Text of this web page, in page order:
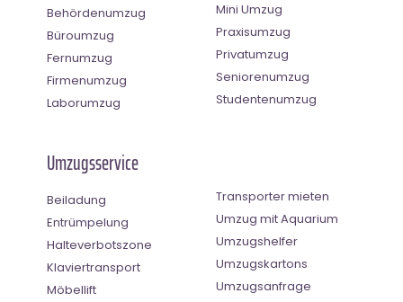
Behördenumzug
Büroumzug
Fernumzug
Firmenumzug
Laborumzug
Mini Umzug
Praxisumzug
Privatumzug
Seniorenumzug
Studentenumzug
Umzugsservice
Beiladung
Entrümpelung
Halteverbotszone
Klaviertransport
Möbellift
Transporter mieten
Umzug mit Aquarium
Umzugshelfer
Umzugskartons
Umzugsanfrage